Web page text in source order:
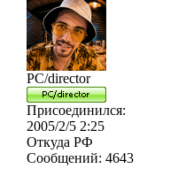
PC/director
Присоединился:
2005/2/5 2:25
Откуда РФ
Сообщений: 4643